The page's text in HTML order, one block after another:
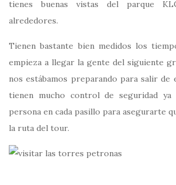
tienes buenas vistas del parque
alrededores.
Tienen bastante bien medidos los
empieza a llegar la gente del siguiente
nos estábamos preparando para salir de
tienen mucho control de seguridad ya
persona en cada pasillo para asegurarte
la ruta del tour.